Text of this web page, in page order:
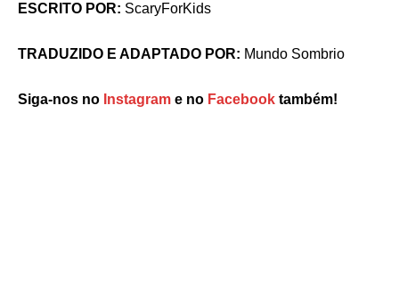
ESCRITO POR: ScaryForKids
TRADUZIDO E ADAPTADO POR: Mundo Sombrio
Siga-nos no Instagram e no Facebook também!